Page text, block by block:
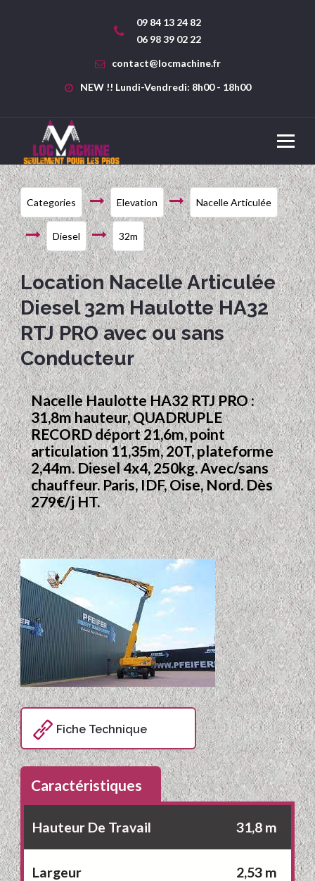
09 84 13 24 82
06 98 39 02 22
contact@locmachine.fr
NEW !! Lundi-Vendredi: 8h00 - 18h00
Categories Elevation Nacelle Articulée
Diesel 32m
Location Nacelle Articulée
Diesel 32m Haulotte HA32
RTJ PRO avec ou sans
Conducteur
Nacelle Haulotte HA32 RTJ PRO :
31,8m hauteur, QUADRUPLE
RECORD déport 21,6m, point
articulation 11,35m, 20T, plateforme
2,44m. Diesel 4x4, 250kg. Avec/sans
chauffeur. Paris, IDF, Oise, Nord. Dès
279€/j HT.
Fiche Technique
Caractéristiques
Hauteur De Travail 31,8 m
Largeur 2,53 m